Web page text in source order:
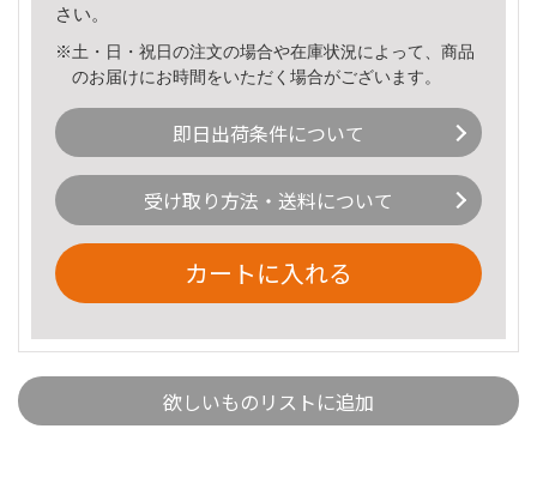
さい。
※土・日・祝日の注文の場合や在庫状況によって、商品
のお届けにお時間をいただく場合がございます。
即日出荷条件について
受け取り方法・送料について
カートに入れる
欲しいものリストに追加